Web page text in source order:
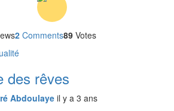
2 Comments89 Votes
des rêves
Abdoulaye il y a 3 ans